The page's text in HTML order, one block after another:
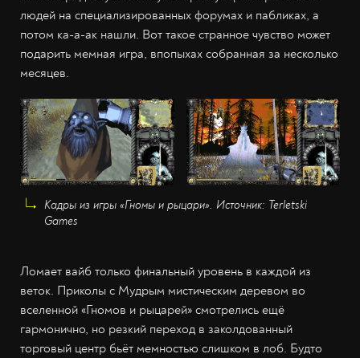
людей на специализированных форумах и пабликах, а
потом ка-а-ак нашли. Вот такое странное чувство может
подарить мемная игра, впопыхах собранная за несколько
месяцев.
Кадры из игры «Гномы и рыцари». Источник: Terletski
Games
Ломает вайб только финальный уровень в каждой из
веток. Приколы с Мудрым мистическим деревом во
вселенной «Гномов и рыцарей» смотрелись ещё
гармонично, но резкий переход в заколдованный
торговый центр бьёт мемностью слишком в лоб. Будто